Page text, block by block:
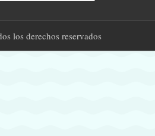
los derechos reservados